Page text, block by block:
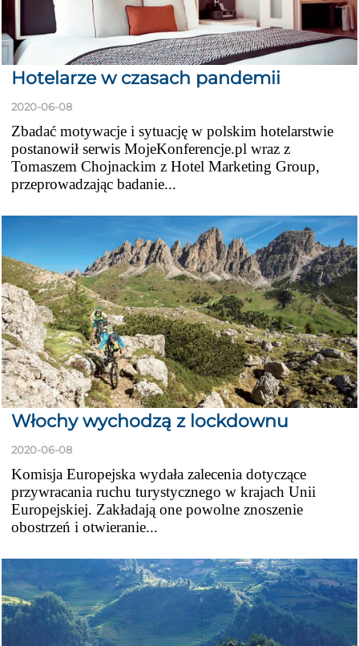
Hotelarze w czasach pandemii
2020-06-08
Zbadać motywacje i sytuację w polskim hotelarstwie
postanowił serwis MojeKonferencje.pl wraz z
Tomaszem Chojnackim z Hotel Marketing Group,
przeprowadzając badanie...
Włochy wychodzą z lockdownu
2020-06-08
Komisja Europejska wydała zalecenia dotyczące
przywracania ruchu turystycznego w krajach Unii
Europejskiej. Zakładają one powolne znoszenie
obostrzeń i otwieranie...